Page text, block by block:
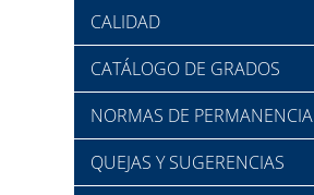
CALIDAD
CATÁLOGO DE GRADOS
NORMAS DE PERMANENCIA
QUEJAS Y SUGERENCIAS